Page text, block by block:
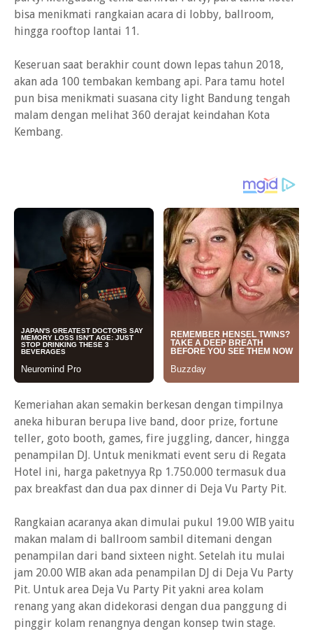
bisa menikmati rangkaian acara di lobby, ballroom,
hingga rooftop lantai 11.
Keseruan saat berakhir count down lepas tahun 2018,
akan ada 100 tembakan kembang api. Para tamu hotel
pun bisa menikmati suasana city light Bandung tengah
malam dengan melihat 360 derajat keindahan Kota
Kembang.
Kemeriahan akan semakin berkesan dengan timpilnya
aneka hiburan berupa live band, door prize, fortune
teller, goto booth, games, fire juggling, dancer, hingga
penampilan DJ. Untuk menikmati event seru di Regata
Hotel ini, harga paketnyya Rp 1.750.000 termasuk dua
pax breakfast dan dua pax dinner di Deja Vu Party Pit.
Rangkaian acaranya akan dimulai pukul 19.00 WIB yaitu
makan malam di ballroom sambil ditemani dengan
penampilan dari band sixteen night. Setelah itu mulai
jam 20.00 WIB akan ada penampilan DJ di Deja Vu Party
Pit. Untuk area Deja Vu Party Pit yakni area kolam
renang yang akan didekorasi dengan dua panggung di
pinggir kolam renangnya dengan konsep twin stage.